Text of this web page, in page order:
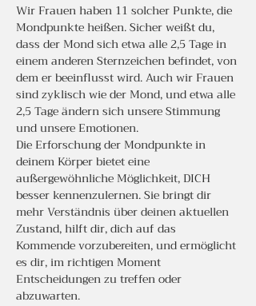
Wir Frauen haben 11 solcher Punkte, die
Mondpunkte heißen. Sicher weißt du,
dass der Mond sich etwa alle 2,5 Tage in
einem anderen Sternzeichen befindet, von
dem er beeinflusst wird. Auch wir Frauen
sind zyklisch wie der Mond, und etwa alle
2,5 Tage ändern sich unsere Stimmung
und unsere Emotionen.
Die Erforschung der Mondpunkte in
deinem Körper bietet eine
außergewöhnliche Möglichkeit, DICH
besser kennenzulernen. Sie bringt dir
mehr Verständnis über deinen aktuellen
Zustand, hilft dir, dich auf das
Kommende vorzubereiten, und ermöglicht
es dir, im richtigen Moment
Entscheidungen zu treffen oder
abzuwarten.